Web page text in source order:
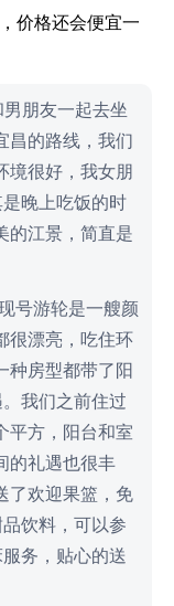
价格还会便宜一
男朋友一起去坐
昌的路线，我们
境很好，我女朋
晚上吃饭的时
的江景，简直是
号游轮是一艘颜
很漂亮，吃住环
种房型都带了阳
我们之前住过
平方，阳台和室
的礼遇也很丰
了欢迎果篮，免
饮料，可以参
务，贴心的送